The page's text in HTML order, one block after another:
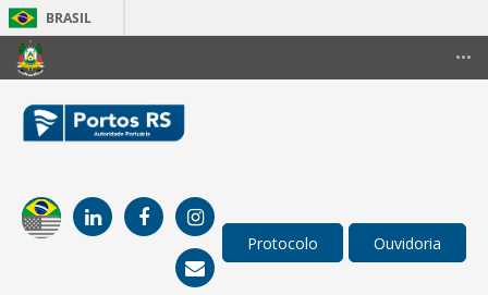
BRASIL
Comunica BR
•••